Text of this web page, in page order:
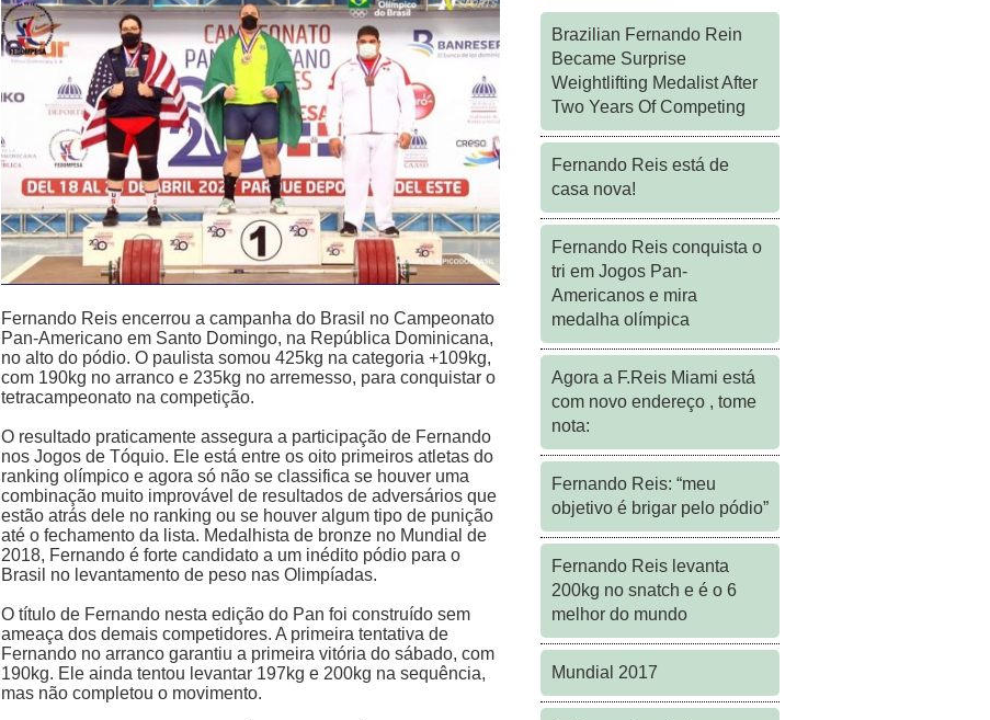
Fernando Reis encerrou a campanha do Brasil no Campeonato
Pan-Americano em Santo Domingo, na República Dominicana,
no alto do pódio. O paulista somou 425kg na categoria +109kg,
com 190kg no arranco e 235kg no arremesso, para conquistar o
tetracampeonato na competição.
O resultado praticamente assegura a participação de Fernando
nos Jogos de Tóquio. Ele está entre os oito primeiros atletas do
ranking olímpico e agora só não se classifica se houver uma
combinação muito improvável de resultados de adversários que
estão atrás dele no ranking ou se houver algum tipo de punição
até o fechamento da lista. Medalhista de bronze no Mundial de
2018, Fernando é forte candidato a um inédito pódio para o
Brasil no levantamento de peso nas Olimpíadas.
O título de Fernando nesta edição do Pan foi construído sem
ameaça dos demais competidores. A primeira tentativa de
Fernando no arranco garantiu a primeira vitória do sábado, com
190kg. Ele ainda tentou levantar 197kg e 200kg na sequência,
mas não completou o movimento.
Brazilian Fernando Rein
Became Surprise
Weightlifting Medalist After
Two Years Of Competing
Fernando Reis está de
casa nova!
Fernando Reis conquista o
tri em Jogos Pan-
Americanos e mira
medalha olímpica
Agora a F.Reis Miami está
com novo endereço , tome
nota:
Fernando Reis: “meu
objetivo é brigar pelo pódio”
Fernando Reis levanta
200kg no snatch e é o 6
melhor do mundo
Mundial 2017